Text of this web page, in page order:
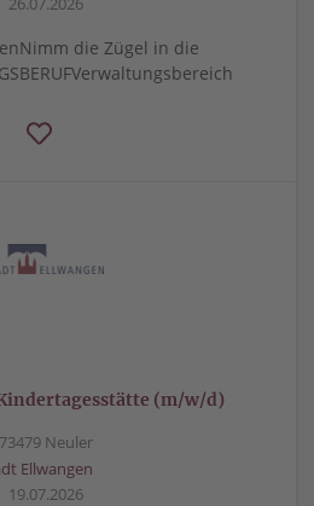
die Zügel in die
(m/w/d)
73479 Neuler
Ellwangen
19.07.2026